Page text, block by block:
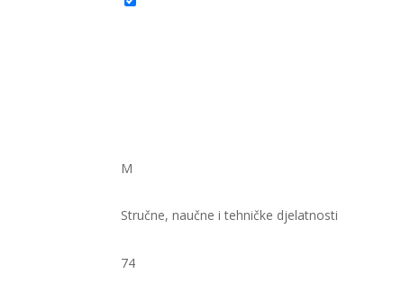
M
Stručne, naučne i tehničke djelatnosti
74